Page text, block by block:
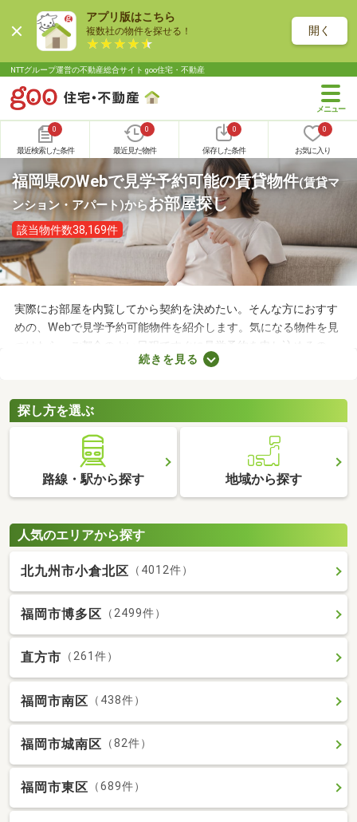
アプリ版はこちら
複数社の物件を探せる！ 開く
NTTグループ運営の不動産総合サイト goo住宅・不動産
0
最近検索した条件
0
最近見た物件
0
保存した条件
0
お気に入り
福岡県のWebで見学予約可能の賃貸物件(賃貸マ
ンション・アパート)からお部屋探し
該当物件数38,169件
実際にお部屋を内覧してから契約を決めたい。そんな方におすす
めの、Webで見学予約可能物件を紹介します。気になる物件を見
つけたら、ご都合のよい日程ですぐに見学予約を申し込めるの
で、お部屋探しもスムーズに進みますよ。複数のお部屋を実際に
続きを見る
探し方を選ぶ
路線・駅から探す 地域から探す
人気のエリアから探す
北九州市小倉北区 （4012件）
福岡市博多区 （2499件）
直方市 （261件）
福岡市南区 （438件）
福岡市城南区 （82件）
福岡市東区 （689件）